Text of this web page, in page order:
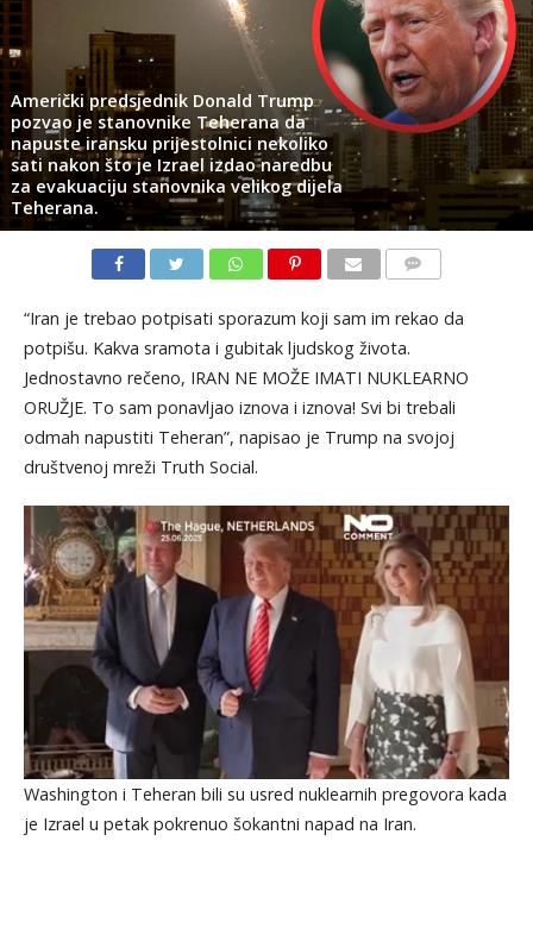
Američki predsjednik Donald Trump
pozvao je stanovnike Teherana da
napuste iransku prijestolnici nekoliko
sati nakon što je Izrael izdao naredbu
za evakuaciju stanovnika velikog dijela
Teherana.
“Iran je trebao potpisati sporazum koji sam im rekao da
potpišu. Kakva sramota i gubitak ljudskog života.
Jednostavno rečeno, IRAN NE MOŽE IMATI NUKLEARNO
ORUŽJE. To sam ponavljao iznova i iznova! Svi bi trebali
odmah napustiti Teheran”, napisao je Trump na svojoj
društvenoj mreži Truth Social.
Washington i Teheran bili su usred nuklearnih pregovora kada
je Izrael u petak pokrenuo šokantni napad na Iran.